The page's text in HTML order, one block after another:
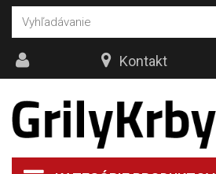
Kontakt